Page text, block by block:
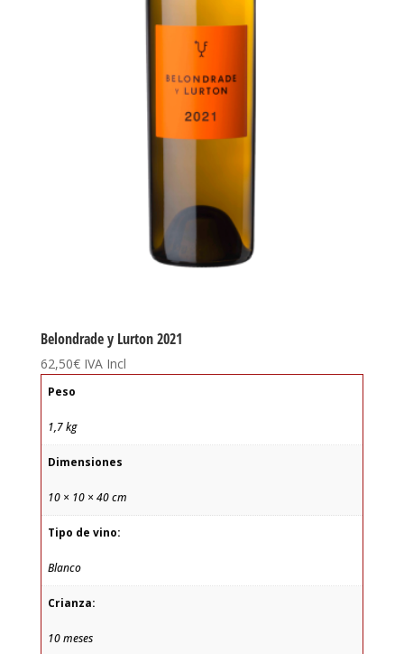
Belondrade y Lurton 2021
62,50€ IVA Incl
Peso
1,7 kg
Dimensiones
10 × 10 × 40 cm
Tipo de vino:
Blanco
Crianza:
10 meses